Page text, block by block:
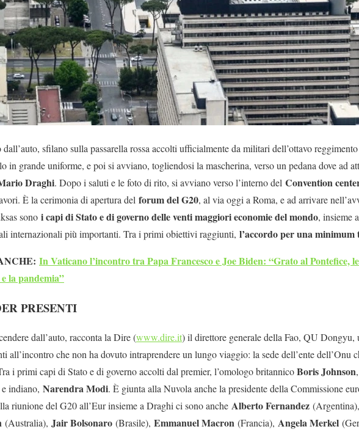
dall’auto, sfilano sulla passarella rossa accolti ufficialmente da militari dell’ottavo
in grande uniforme, e poi si avviano, togliendosi la mascherina, verso un pedana dove ad
Draghi. Dopo i saluti e le foto di rito, si avviano verso l’interno del Convention
È la cerimonia di apertura del forum del G20, al via oggi a Roma, e ad arrivare
sono i capi di Stato e di governo delle venti maggiori economie del mondo, insieme
internazionali più importanti. Tra i primi obiettivi raggiunti, l’accordo per una minimum
In Vaticano l’incontro tra Papa Francesco e Joe Biden: “Grato al Pontefice,
la pandemia”
PRESENTI
dall’auto, racconta la Dire (www.dire.it) il direttore generale della Fao, QU Dongyu,
all’incontro che non ha dovuto intraprendere un lungo viaggio: la sede dell’ente dell’Onu
i primi capi di Stato e di governo accolti dal premier, l’omologo britannicoBoris Johnson
e indiano, Narendra Modi. È giunta alla Nuvola anche la presidente della Commissione
riunione del G20 all’Eur insieme a Draghi ci sono anche Alberto Fernandez (Argentina),
(Australia), Jair Bolsonaro (Brasile), Emmanuel Macron (Francia), Angela Merkel